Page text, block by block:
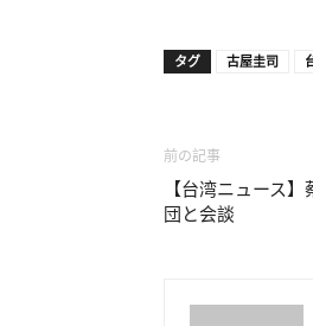
タグ 古屋圭司
前の記事
【台湾ニュース
団と会談